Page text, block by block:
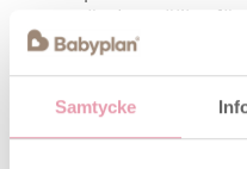
Samtycke
gör det möjligt
effektivt mot
graviditet.
Efterliknar
Babyplan Fertility